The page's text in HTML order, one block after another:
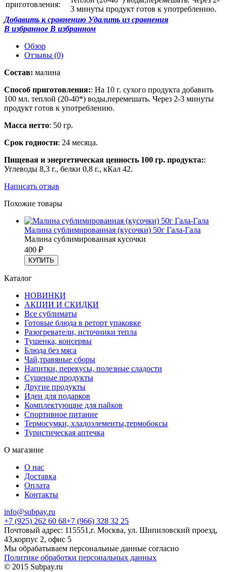
приготовления:
3 минуты продукт готов к употреблению.
Добавить к сравнению Удалить из сравнения
В избранное В избранном
Обзор
Отзывы (0)
Состав: малина
Способ приготовления:: На 10 г. сухого продукта добавить
100 мл. теплой (20-40*) воды,перемешать. Через 2-3 минуты
продукт готов к употреблению.
Масса нетто: 50 гр.
Срок годности: 24 месяца.
Пищевая и энергетическая ценность 100 гр. продукта::
Углеводы 8,3 г., белки 0,8 г., кКал 42.
Написать отзыв
Похожие товары
Малина сублимированная (кусочки) 50г Гала-Гала
Малина сублимированная кусочки
400 ₽
КУПИТЬ
Каталог
НОВИНКИ
АКЦИИ И СКИДКИ
Все сублиматы
Готовые блюда в реторт упаковке
Разогреватели, источники тепла
Тушенка, консервы
Блюда без мяса
Чай,травяные сборы
Напитки, перекусы, полезные сладости
Сушеные продукты
Другие продукты
Идеи для подарков
Комплектующие для пайков
Спортивное питание
Термосумки, хладоэлементы,термобоксы
Туристическая аптечка
О магазине
О нас
Доставка
Оплата
Контакты
info@subpay.ru
+7 (925) 262 60 68+7 (966) 328 32 25
Почтовый адрес: 115551,г. Москва, ул. Шипиловский проезд,
43,корпус 2, офис 5
Мы обрабатываем персональные данные согласно
Политике обработки персональных данных
© 2015 Subpay.ru